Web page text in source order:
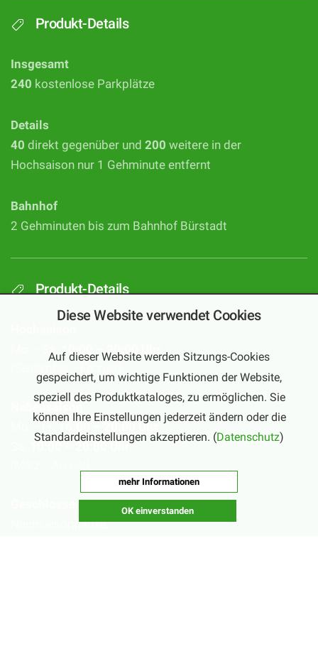
Produkt-Details
Insgesamt
240 kostenlose Parkplätze
Details
40 direkt gegenüber und 200 weitere in der
Hochsaison nur 1 Gehminute entfernt
Bahnhof
2 Gehminuten bis zum Bahnhof Bürstadt
Produkt-Details
Mo – Sa:
10:00 – 20:00 Uhr
Nebensaison
16:00 – 20:00 Uhr
Geschlossen
Nachsaisonpause:
Diese Website verwendet Cookies
Auf dieser Website werden Sitzungs-Cookies
gespeichert, um wichtige Funktionen der Website,
speziell des Produktkataloges, zu ermöglichen. Sie
können Ihre Einstellungen jederzeit ändern oder die
Standardeinstellungen akzeptieren. (Datenschutz)
mehr Informationen
OK einverstanden